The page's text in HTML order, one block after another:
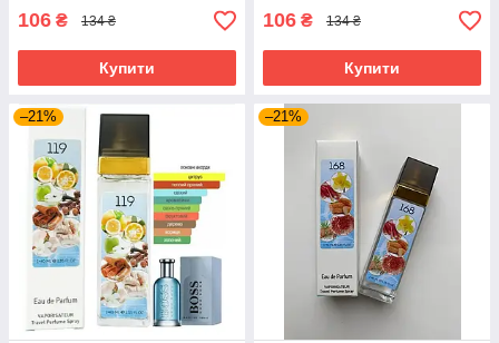
106 ₴ 134 ₴
Купити
106 ₴ 134 ₴
Купити
–21% –21%